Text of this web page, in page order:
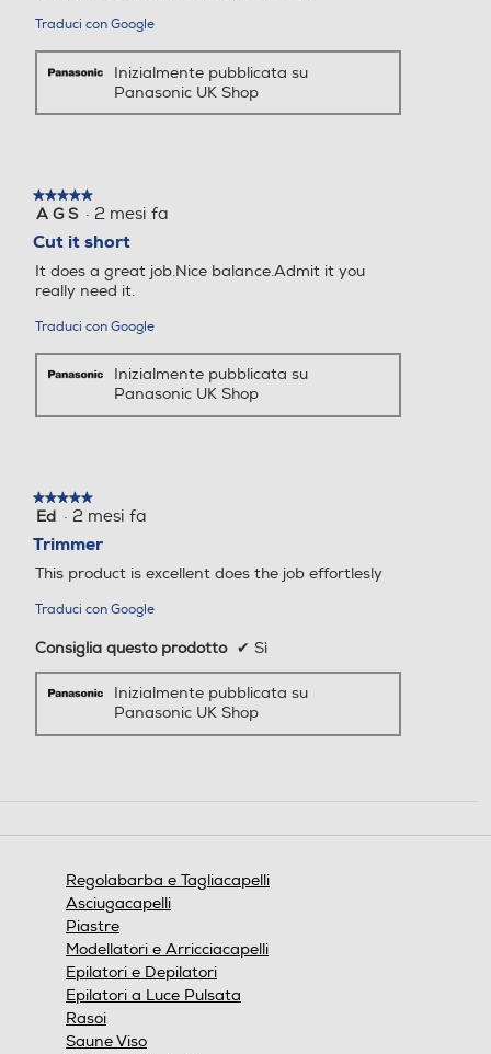
Ideale in viaggio
Il design senza fili assicura la massima
flessibilità perché non c'è bisogno di
corrente.
SPECIFICHE
Traduci con Google
Inizialmente pubblicata su
Panasonic UK Shop
★★★★★
★★★★★
5
5
stelle.
A G S · 2 mesi fa
Cut it short
It does a great job.Nice balance.Admit it you
really need it.
Traduci con Google
Inizialmente pubblicata su
Panasonic UK Shop
★★★★★
★★★★★
5
5
stelle.
Ed · 2 mesi fa
Trimmer
This product is excellent does the job effortlesly
Traduci con Google
Consiglia questo prodotto ✔ Sì
Inizialmente pubblicata su
Panasonic UK Shop
Regolabarba e Tagliacapelli
Asciugacapelli
Piastre
Modellatori e Arricciacapelli
Epilatori e Depilatori
Epilatori a Luce Pulsata
Rasoi
Saune Viso